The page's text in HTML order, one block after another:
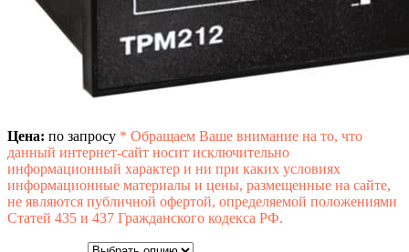
Цена: по запросу * Обращаем Ваше внимание на то, что
данный интернет-сайт носит исключительно
информационный характер и ни при каких условиях
информационные материалы и цены, размещенные на сайте,
не являются публичной офертой, определяемой положениями
Статей 435 и 437 Гражданского кодекса РФ.